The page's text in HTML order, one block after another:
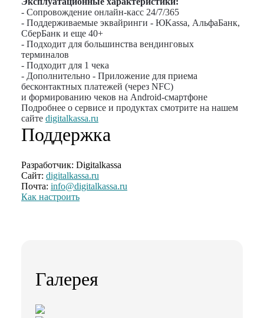
- Сопровождение онлайн-касс 24/7/365
- Поддерживаемые эквайринги - ЮKassa, АльфаБанк,
СберБанк и еще 40+
- Подходит для большинства вендинговых
терминалов
- Подходит для 1 чека
- Дополнительно - Приложение для приема
бесконтактных платежей (через NFC)
и формированию чеков на Android-смартфоне
Подробнее о сервисе и продуктах смотрите на нашем
сайте digitalkassa.ru
Поддержка
Разработчик: Digitalkassa
Сайт: digitalkassa.ru
Почта: info@digitalkassa.ru
Как настроить
Галерея